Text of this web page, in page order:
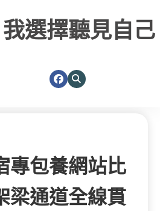
選擇聽見自己
專包養網站比
梁通道全線貫